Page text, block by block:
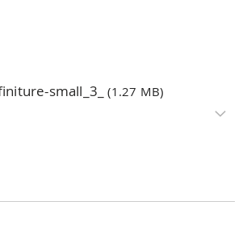
small_3_(1.27 MB)